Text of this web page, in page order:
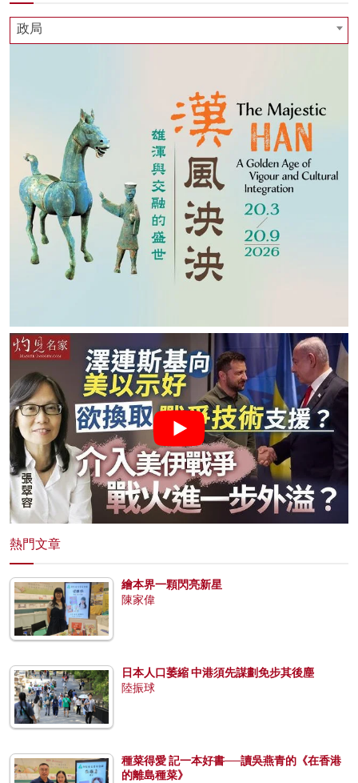
政局
熱門文章
繪本界一顆閃亮新星
陳家偉
日本人口萎縮 中港須先謀劃免步其後塵
陸振球
種菜得愛 記一本好書──讀吳燕青的《在香港
的離島種菜》